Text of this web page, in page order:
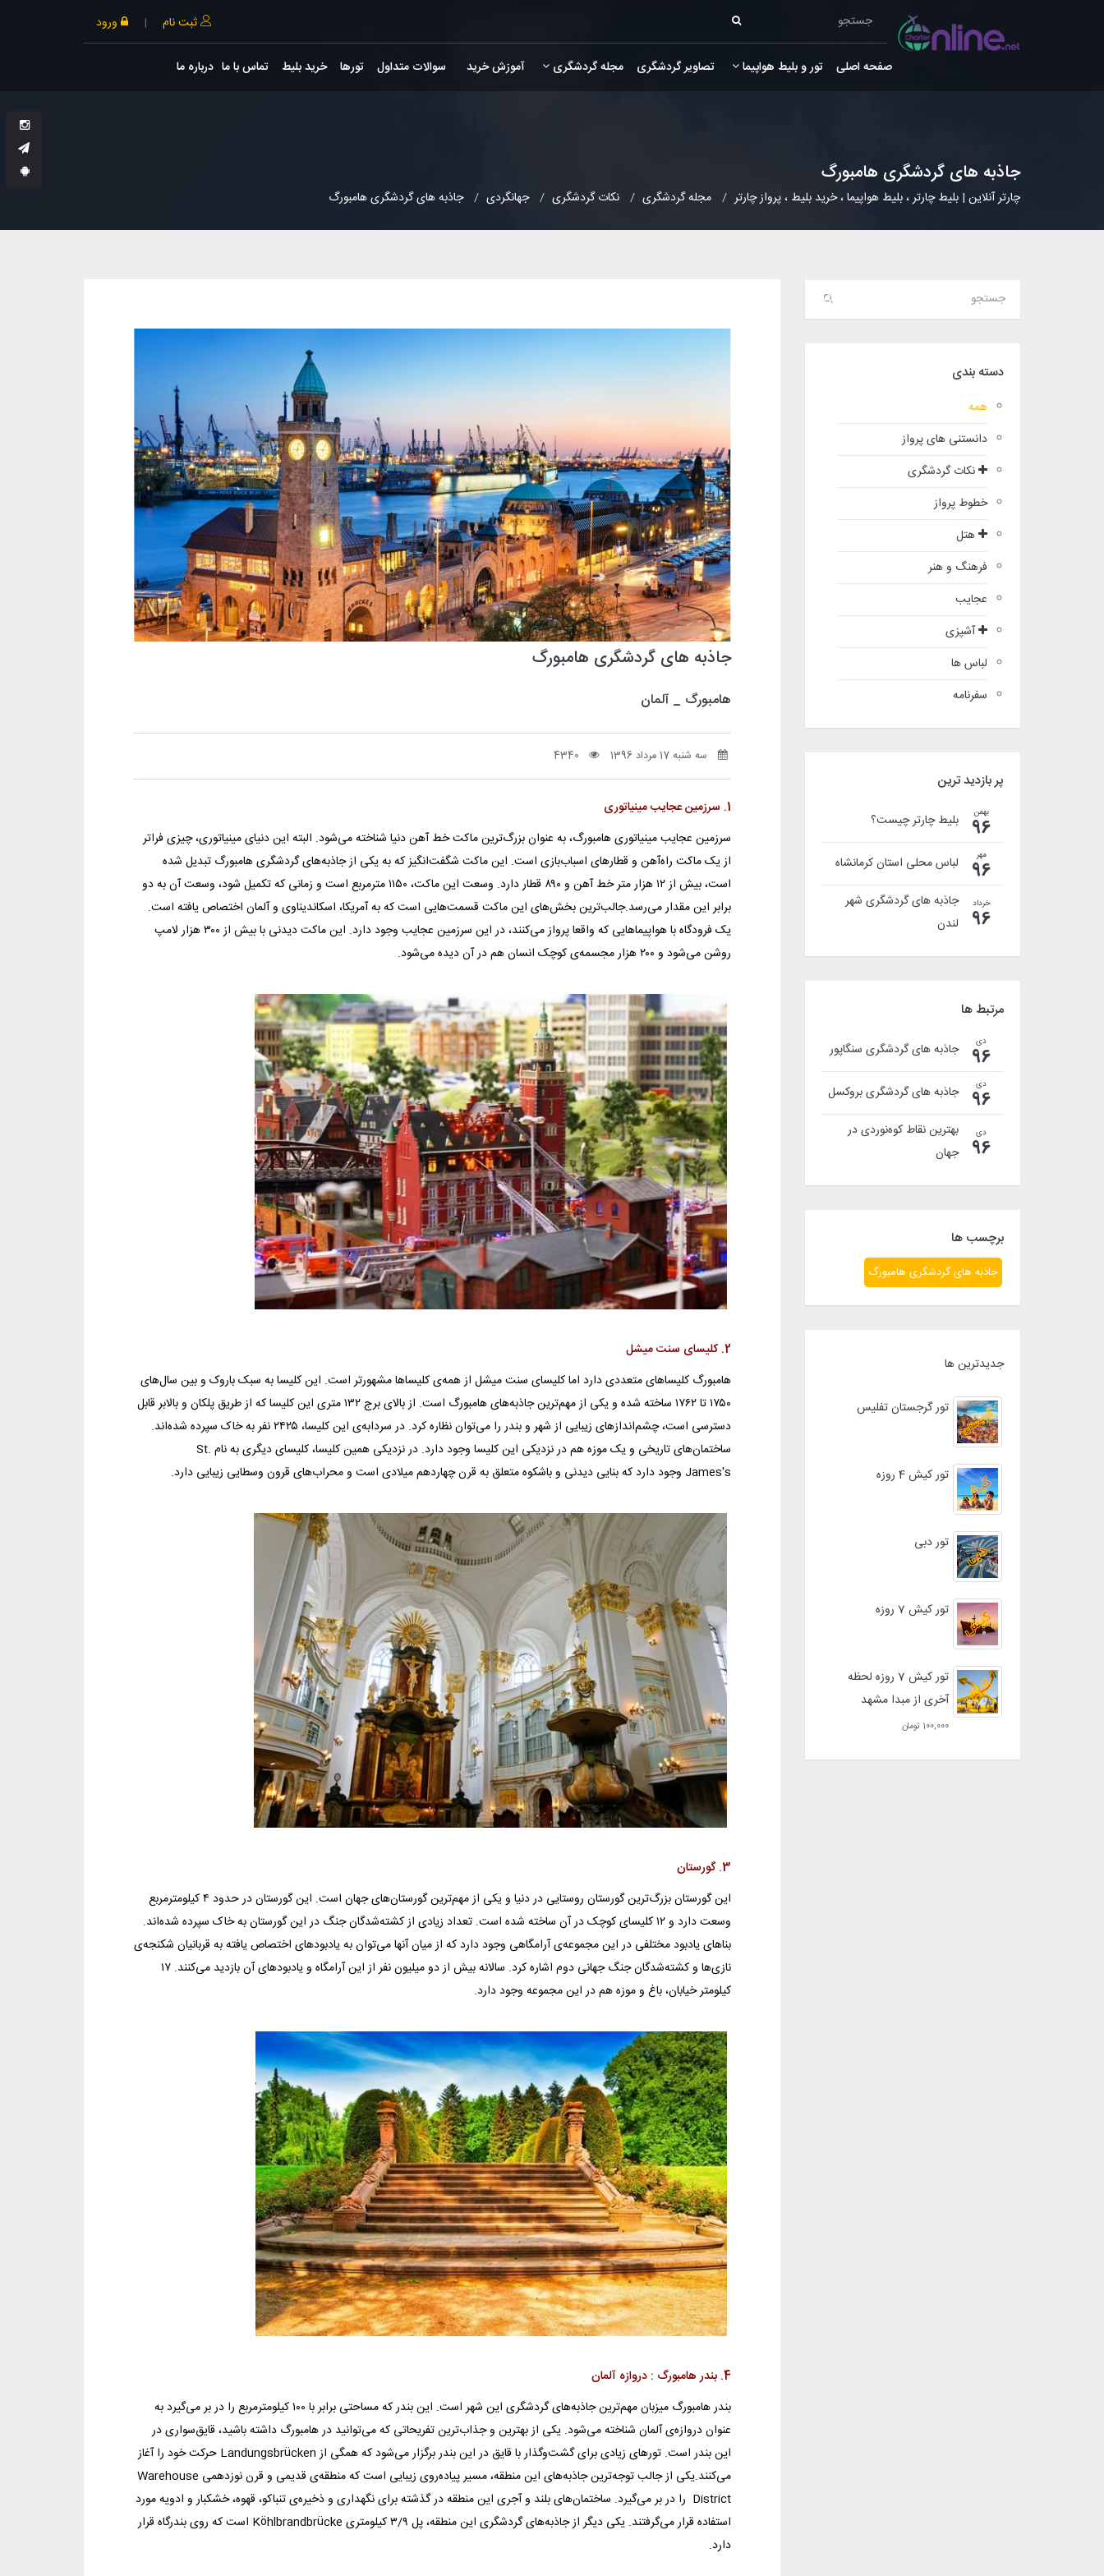
ثبت نام | ورود
صفحه اصلی تور و بلیط هواپیما تصاویر گردشگری مجله گردشگری آموزش خرید سوالات متداول تورها خرید بلیط تماس با ما درباره ما
جاذبه های گردشگری هامبورگ
چارتر آنلاین | بلیط چارتر ، بلیط هواپیما ، خرید بلیط ، پرواز چارتر مجله گردشگری نکات گردشگری جهانگردی جاذبه های گردشگری هامبورگ
دسته بندی
همه
دانستنی های پرواز
نکات گردشگری
خطوط پرواز
هتل
فرهنگ و هنر
عجایب
آشپزی
لباس ها
سفرنامه
پر بازدید ترین
بهمن
96 بلیط چارتر چیست؟
مهر
96 لباس محلی استان کرمانشاه
خرداد
96
جاذبه های گردشگری شهر
لندن
مرتبط ها
دی
96 جاذبه های گردشگری سنگاپور
دی
96 جاذبه های گردشگری بروکسل
دی
96
بهترین نقاط کوه‌نوردی در
جهان
برچسب ها
جاذبه های گردشگری هامبورگ
جدیدترین ها
تور گرجستان تفلیس
تور کیش 4 روزه
تور دبی
تور کیش 7 روزه
تور کیش 7 روزه لحظه
آخری از مبدا مشهد
100,000 تومان
جاذبه های گردشگری هامبورگ
هامبورگ _ آلمان
سه شنبه 17 مرداد 1396 4340
1. سرزمین عجایب مینیاتوری
سرزمین عجایب مینیاتوری هامبورگ، به عنوان بزرگ‌ترین ماکت خط آهن دنیا شناخته می‌شود. البته این دنیای مینیاتوری، چیزی فراتر
از یک ماکت راه‌آهن و قطارهای اسباب‌بازی است. این ماکت شگفت‌انگیز که به یکی از جاذبه‌های گردشگری هامبورگ تبدیل شده
است، بیش از ۱۲ هزار متر خط آهن و ۸۹۰ قطار دارد. وسعت این ماکت، ۱۱۵۰ مترمربع است و زمانی که تکمیل شود، وسعت آن به دو
برابر این مقدار می‌رسد.جالب‌ترین بخش‌های این ماکت قسمت‌هایی است که به آمریکا، اسکاندیناوی و آلمان اختصاص یافته است.
یک فرودگاه با هواپیماهایی که واقعا پرواز می‌کنند، در این سرزمین عجایب وجود دارد. این ماکت دیدنی با بیش از ۳۰۰ هزار لامپ
روشن می‌شود و ۲۰۰ هزار مجسمه‌ی کوچک انسان هم در آن دیده می‌شود.
2. کلیسای سنت میشل
هامبورگ کلیساهای متعددی دارد اما کلیسای سنت میشل از همه‌ی کلیساها مشهورتر است. این کلیسا به سبک باروک و بین سال‌های
۱۷۵۰ تا ۱۷۶۲ ساخته شده و یکی از مهم‌ترین جاذبه‌های هامبورگ است. از بالای برج ۱۳۲ متری این کلیسا که از طریق پلکان و بالابر قابل
دسترسی است، چشم‌اندازهای زیبایی از شهر و بندر را می‌توان نظاره کرد. در سردابه‌ی این کلیسا، ۲۴۲۵ نفر به خاک سپرده شده‌اند.
ساختمان‌های تاریخی و یک موزه هم در نزدیکی این کلیسا وجود دارد. در نزدیکی همین کلیسا، کلیسای دیگری به نام St.
James's وجود دارد که بنایی دیدنی و باشکوه متعلق به قرن چهاردهم میلادی است و محراب‌های قرون وسطایی زیبایی دارد.
3. گورستان
این گورستان بزرگ‌ترین گورستان روستایی در دنیا و یکی از مهم‌ترین گورستان‌های جهان است. این گورستان در حدود ۴ کیلومترمربع
وسعت دارد و ۱۲ کلیسای کوچک در آن ساخته شده است. تعداد زیادی از کشته‌شدگان جنگ در این گورستان به خاک سپرده شده‌اند.
بناهای یادبود مختلفی در این مجموعه‌ی آرامگاهی وجود دارد که از میان آنها می‌توان به یادبودهای اختصاص یافته به قربانیان شکنجه‌ی
نازی‌ها و کشته‌شدگان جنگ جهانی دوم اشاره کرد. سالانه بیش از دو میلیون نفر از این آرامگاه و یادبودهای آن بازدید می‌کنند. ۱۷
کیلومتر خیابان، باغ و موزه هم در این مجموعه وجود دارد.
4. بندر هامبورگ : دروازه آلمان
بندر هامبورگ میزبان مهم‌ترین جاذبه‌های گردشگری این شهر است. این بندر که مساحتی برابر با ۱۰۰ کیلومترمربع را در بر می‌گیرد به
عنوان دروازه‌ی آلمان شناخته می‌شود. یکی از بهترین و جذاب‌ترین تفریحاتی که می‌توانید در هامبورگ داشته باشید، قایق‌سواری در
این بندر است. تورهای زیادی برای گشت‌و‌گذار با قایق در این بندر برگزار می‌شود که همگی از Landungsbrücken حرکت خود را آغاز
می‌کنند.یکی از جالب‌ توجه‌ترین جاذبه‌های این منطقه، مسیر پیاده‌روی زیبایی است که منطقه‌ی قدیمی و قرن نوزدهمی Warehouse
District را در بر می‌گیرد. ساختمان‌های بلند و آجری این منطقه در گذشته برای نگهداری و ذخیره‌ی تنباکو، قهوه، خشکبار و ادویه مورد
استفاده قرار می‌گرفتند. یکی دیگر از جاذبه‌های گردشگری این منطقه، پل ۳/۹ کیلومتری Köhlbrandbrücke است که روی بندرگاه قرار
دارد.